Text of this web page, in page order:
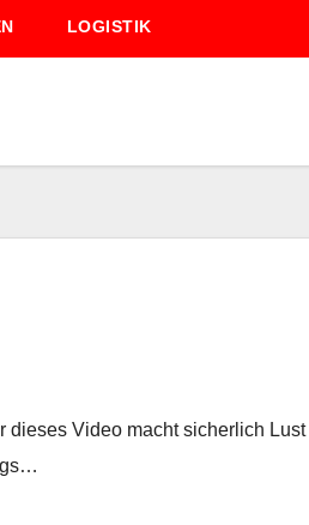
LOGISTIK
dieses Video macht sicherlich Lust